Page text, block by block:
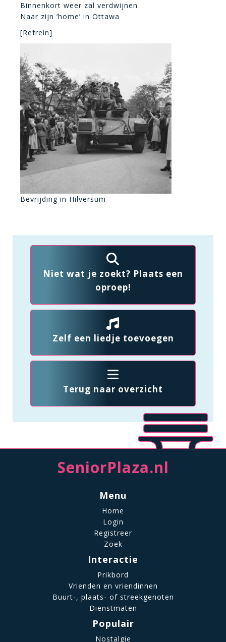
Binnenkort weer zal verdwijnen
Naar zijn ‘home’ in Ottawa
[Refrein]
Bevrijding in Hilversum
Niet wat je zoekt? Plaats een
oproep!
Zelf een liedje toevoegen
Terug naar overzicht
SeniorPlaza.nl
Menu
Home
Login
Registreer
Zoek
Interactie
Prikbord
Vrienden en vriendinnen
Buurt-, plaats- of streekgenoten
Dienstmaten
Populair
Nostalgie